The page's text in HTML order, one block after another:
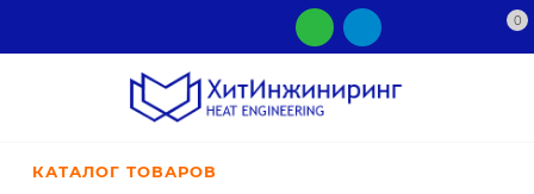
0
КАТАЛОГ ТОВАРОВ